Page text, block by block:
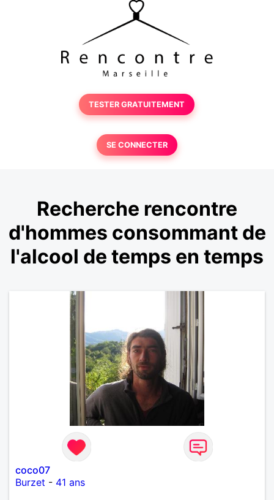
TESTER GRATUITEMENT
SE CONNECTER
Recherche rencontre
d'hommes consommant de
l'alcool de temps en temps
coco07
Burzet - 41 ans